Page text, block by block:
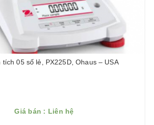
tích 05 số lẻ, PX225D, Ohaus – USA
Giá bán : Liên hệ